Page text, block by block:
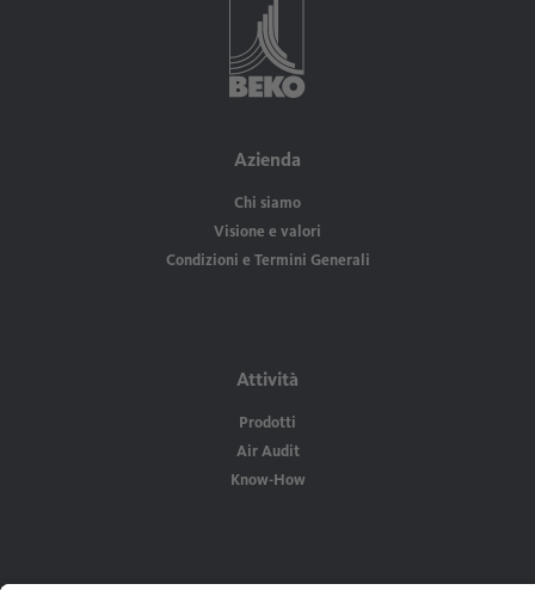
Azienda
Chi siamo
Visione e valori
Condizioni e Termini Generali
Attività
Prodotti
Air Audit
Know-How